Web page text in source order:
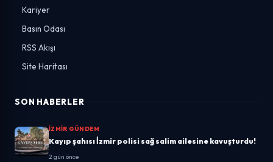
Kariyer
Basın Odası
RSS Akışı
Site Haritası
SON HABERLER
İZMIR GÜNDEM
Kayıp şahısı İzmir polisi sağ salim ailesine kavuşturdu!
2 gün önce